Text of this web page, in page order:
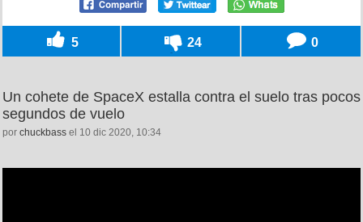
5 24 0
Un cohete de SpaceX estalla contra el suelo tras pocos
segundos de vuelo
por chuckbass el 10 dic 2020, 10:34